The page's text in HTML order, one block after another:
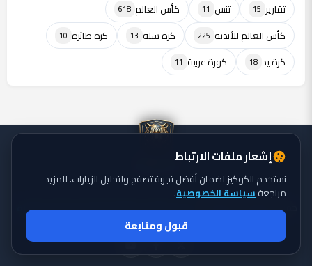
تقارير 15 تنس 11 كأس العالم 618
كأس العالم للأندية 225 كرة سلة 13 كرة طائرة 10
كرة يد 18 كورة عربية 11
جميع الحقوق محفوظة ©تايجر الكورة: موقع يقدم أحدث أخبار الكورة
2026
إشعار ملفات الارتباط
نستخدم الكوكيز لضمان أفضل تجربة تصفح ولتحليل الزيارات. للمزيد
مراجعةسياسة الخصوصية.
قبول ومتابعة